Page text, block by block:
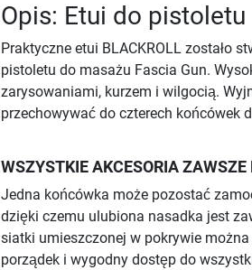
Opis: Etui do pistoletu
Praktyczne etui BLACKROLL zostało
pistoletu do masażu Fascia Gun.
zarysowaniami, kurzem i wilgocią.
przechowywać do czterech końcówek
WSZYSTKIE AKCESORIA ZAWSZE
Jedna końcówka może pozostać
dzięki czemu ulubiona nasadka jest
siatki umieszczonej w pokrywie
porządek i wygodny dostęp do